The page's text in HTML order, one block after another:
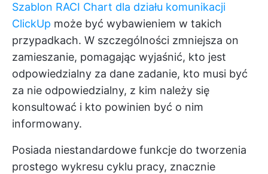
Szablon RACI Chart dla działu komunikacji
ClickUp może być wybawieniem w takich
przypadkach. W szczególności zmniejsza on
zamieszanie, pomagając wyjaśnić, kto jest
odpowiedzialny za dane zadanie, kto musi być
za nie odpowiedzialny, z kim należy się
konsultować i kto powinien być o nim
informowany.
Posiada niestandardowe funkcje do tworzenia
prostego wykresu cyklu pracy, znacznie